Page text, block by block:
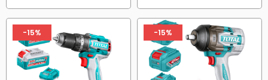
-15% -15%